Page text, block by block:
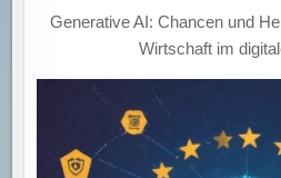
Generative AI: Chancen und
Wirtschaft im